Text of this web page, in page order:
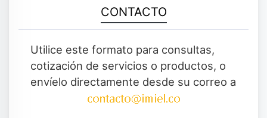
CONTACTO
Utilice este formato para consultas,
cotización de servicios o productos, o
envíelo directamente desde su correo a